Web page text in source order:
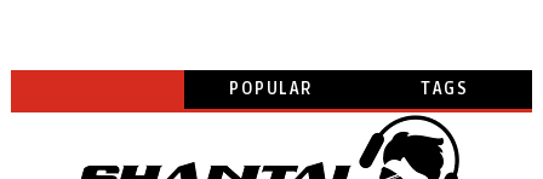
POPULAR TAGS